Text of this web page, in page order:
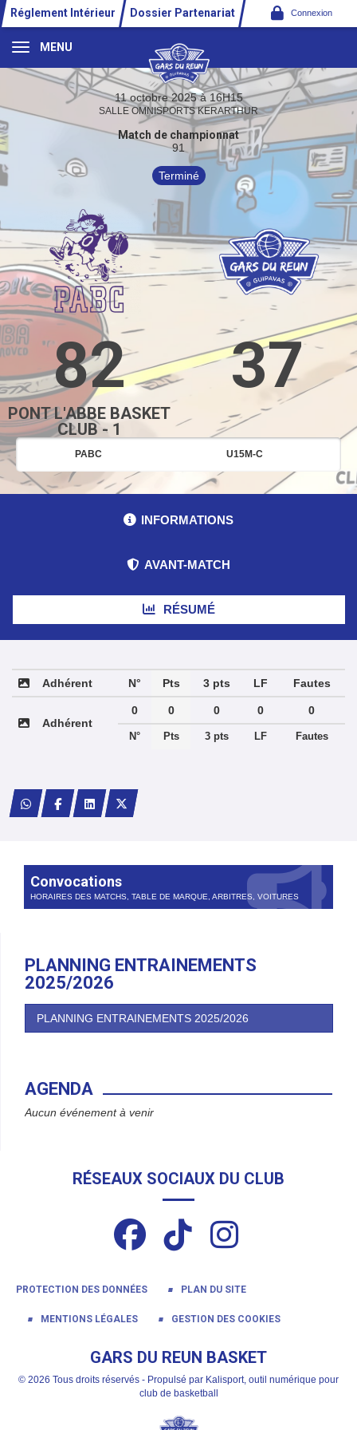
Réglement Intérieur Dossier Partenariat Connexion
MENU
11 octobre 2025 à 16H15
SALLE OMNISPORTS KERARTHUR
Match de championnat
91
Terminé
82 37
PONT L'ABBE BASKET
CLUB - 1
PABC U15M-C
INFORMATIONS
AVANT-MATCH
RÉSUMÉ
Adhérent N° Pts 3 pts LF Fautes
Adhérent
0 0 0 0 0
N° Pts 3 pts LF Fautes
Convocations
HORAIRES DES MATCHS, TABLE DE MARQUE, ARBITRES, VOITURES
PLANNING ENTRAINEMENTS
2025/2026
PLANNING ENTRAINEMENTS 2025/2026
AGENDA
Aucun événement à venir
RÉSEAUX SOCIAUX DU CLUB
PROTECTION DES DONNÉES PLAN DU SITE
MENTIONS LÉGALES GESTION DES COOKIES
GARS DU REUN BASKET
© 2026 Tous droits réservés - Propulsé par Kalisport, outil numérique pour
club de basketball
Panneau de gestion des cookies